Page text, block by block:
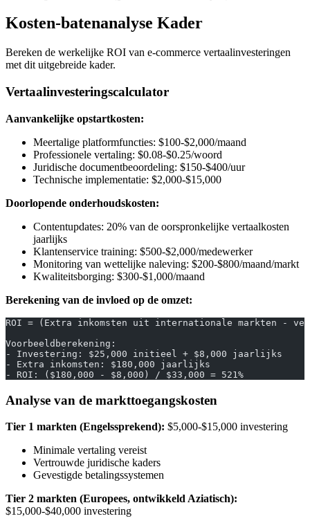
Kosten-batenanalyse Kader
Bereken de werkelijke ROI van e-commerce vertaalinvesteringen
met dit uitgebreide kader.
Vertaalinvesteringscalculator
Aanvankelijke opstartkosten:
Meertalige platformfuncties: $100-$2,000/maand
Professionele vertaling: $0.08-$0.25/woord
Juridische documentbeoordeling: $150-$400/uur
Technische implementatie: $2,000-$15,000
Doorlopende onderhoudskosten:
Contentupdates: 20% van de oorspronkelijke vertaalkosten
jaarlijks
Klantenservice training: $500-$2,000/medewerker
Monitoring van wettelijke naleving: $200-$800/maand/markt
Kwaliteitsborging: $300-$1,000/maand
Berekening van de invloed op de omzet:
ROI = (Extra inkomsten uit internationale markten -
Voorbeeldberekening:
- Investering: $25,000 initieel + $8,000 jaarlijks
- Extra inkomsten: $180,000 jaarlijks
- ROI: ($180,000 - $8,000) / $33,000 = 521%
Analyse van de markttoegangskosten
Tier 1 markten (Engelssprekend): $5,000-$15,000 investering
Minimale vertaling vereist
Vertrouwde juridische kaders
Gevestigde betalingssystemen
Tier 2 markten (Europees, ontwikkeld Aziatisch):
$15,000-$40,000 investering